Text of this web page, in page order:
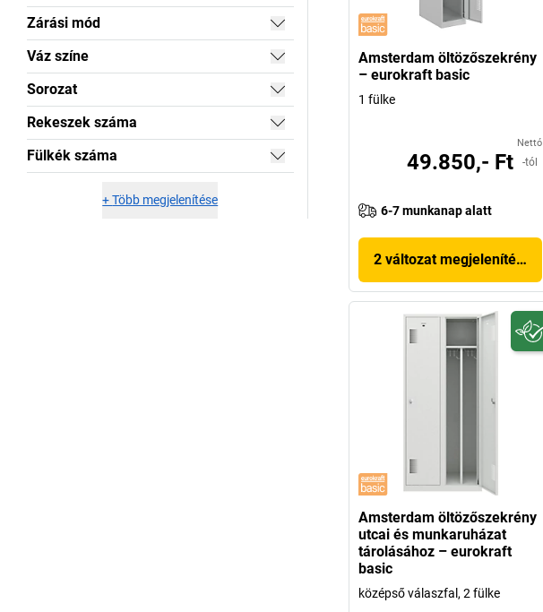
Zárási mód
Váz színe
Sorozat
Rekeszek száma
Fülkék száma
+Több megjelenítése
Amsterdam öltözőszekrény
– eurokraft basic
1 fülke
Nettó
49.850,- Ft -tól
6-7 munkanap alatt
2 változat megjelenítése
Amsterdam öltözőszekrény
utcai és munkaruházat
tárolásához – eurokraft
basic
középső válaszfal, 2 fülke